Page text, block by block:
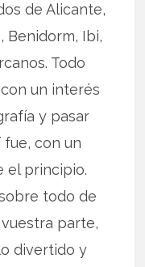
de Alicante,
Benidorm, Ibi,
Todo
un interés
y pasar
fue, con un
el principio.
todo de
parte,
divertido y